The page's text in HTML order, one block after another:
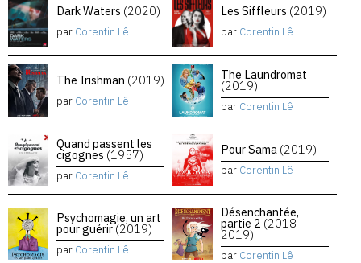
Dark Waters (2020)
par Corentin Lê
Les Siffleurs (2019)
par Corentin Lê
The Irishman (2019)
par Corentin Lê
The Laundromat
(2019)
par Corentin Lê
Quand passent les
cigognes (1957)
par Corentin Lê
Pour Sama (2019)
par Corentin Lê
Psychomagie, un art
pour guérir(2019)
par Corentin Lê
Désenchantée,
partie 2 (2018-
2019)
par Corentin Lê